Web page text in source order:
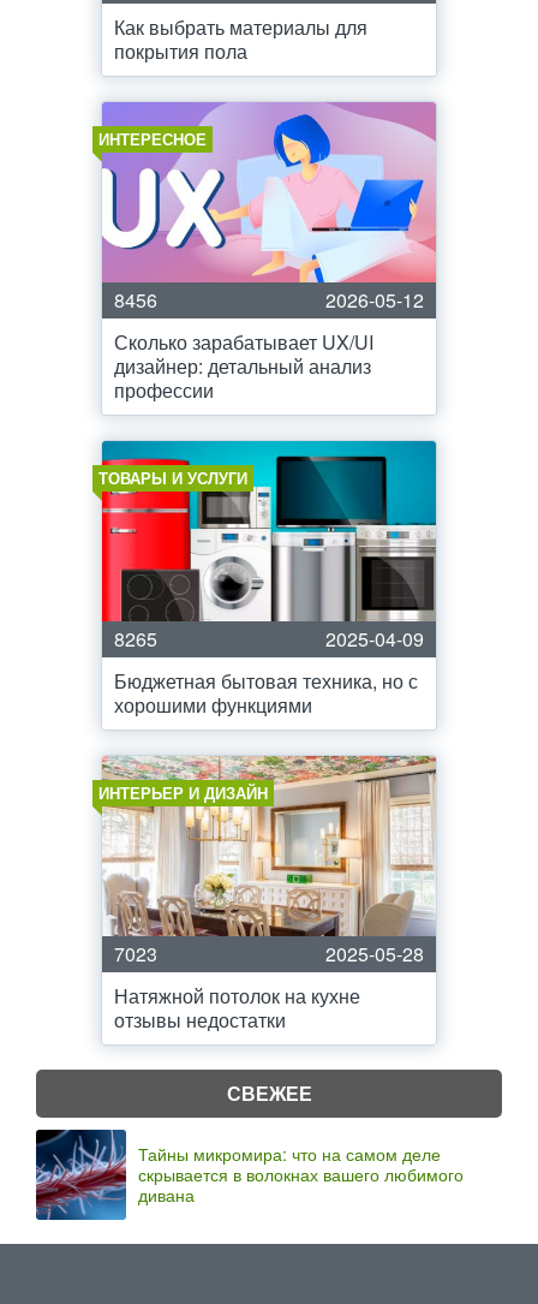
Как выбрать материалы для
покрытия пола
ИНТЕРЕСНОЕ
8456
2026-05-12
Сколько зарабатывает UX/UI
дизайнер: детальный анализ
профессии
ТОВАРЫ И УСЛУГИ
8265
2025-04-09
Бюджетная бытовая техника, но с
хорошими функциями
ИНТЕРЬЕР И ДИЗАЙН
7023
2025-05-28
Натяжной потолок на кухне
отзывы недостатки
СВЕЖЕЕ
Тайны микромира: что на самом деле
скрывается в волокнах вашего любимого
дивана